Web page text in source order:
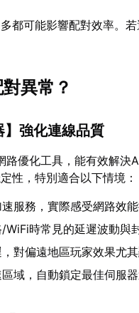
都可能影響配對效率。
異常？
】強化連線品質
路優化工具，能有效解
性，特別適合以下情境：
速服務，實際感受網路效
/WiFi時常見的延遲波動與
，對偏遠地區玩家效果尤
域，自動鎖定最佳伺服